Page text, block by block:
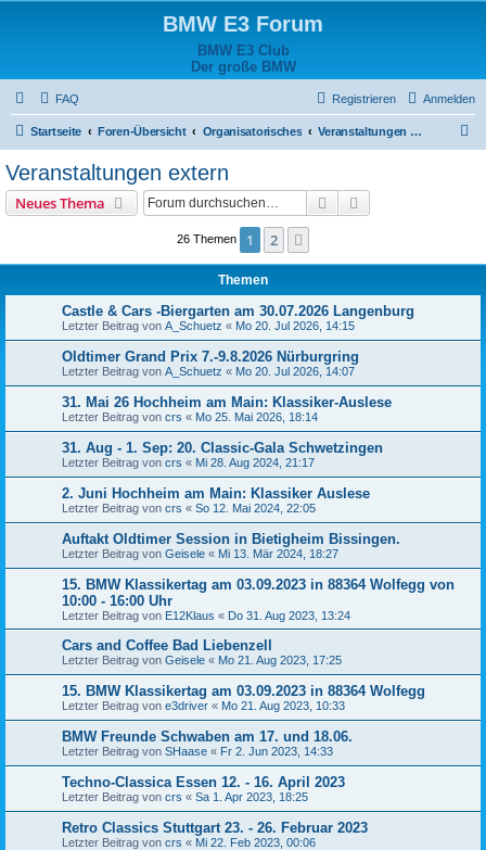
BMW E3 Forum
BMW E3 Club
Der große BMW
FAQ Anmelden
Registrieren
Startseite Foren-Übersicht Organisatorisches Veranstaltungen extern
Veranstaltungen extern
Neues Thema Suche
26 Themen 1 2
Themen
Castle & Cars -Biergarten am 30.07.2026 Langenburg
Letzter Beitrag von A_Schuetz « Mo 20. Jul 2026, 14:15
Oldtimer Grand Prix 7.-9.8.2026 Nürburgring
Letzter Beitrag von A_Schuetz « Mo 20. Jul 2026, 14:07
31. Mai 26 Hochheim am Main: Klassiker-Auslese
Letzter Beitrag von crs « Mo 25. Mai 2026, 18:14
31. Aug - 1. Sep: 20. Classic-Gala Schwetzingen
Letzter Beitrag von crs « Mi 28. Aug 2024, 21:17
2. Juni Hochheim am Main: Klassiker Auslese
Letzter Beitrag von crs « So 12. Mai 2024, 22:05
Auftakt Oldtimer Session in Bietigheim Bissingen.
Letzter Beitrag von Geisele « Mi 13. Mär 2024, 18:27
15. BMW Klassikertag am 03.09.2023 in 88364 Wolfegg von
10:00 - 16:00 Uhr
Letzter Beitrag von E12Klaus « Do 31. Aug 2023, 13:24
Cars and Coffee Bad Liebenzell
Letzter Beitrag von Geisele « Mo 21. Aug 2023, 17:25
15. BMW Klassikertag am 03.09.2023 in 88364 Wolfegg
Letzter Beitrag von e3driver « Mo 21. Aug 2023, 10:33
BMW Freunde Schwaben am 17. und 18.06.
Letzter Beitrag von SHaase « Fr 2. Jun 2023, 14:33
Techno-Classica Essen 12. - 16. April 2023
Letzter Beitrag von crs « Sa 1. Apr 2023, 18:25
Retro Classics Stuttgart 23. - 26. Februar 2023
Letzter Beitrag von crs « Mi 22. Feb 2023, 00:06